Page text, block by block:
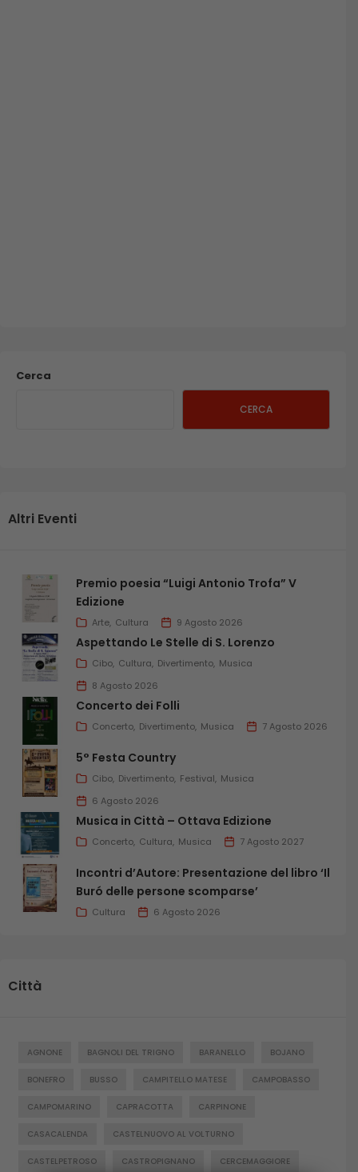
Cerca
CERCA
Altri Eventi
Premio poesia “Luigi Antonio Trofa” V
Edizione
Arte Cultura 9 Agosto 2026
Aspettando Le Stelle di S. Lorenzo
Cibo Cultura Divertimento Musica
8 Agosto 2026
Concerto dei Folli
Concerto Divertimento Musica 7 Agosto 2026
5° Festa Country
Cibo Divertimento Festival Musica
6 Agosto 2026
Musica in Città – Ottava Edizione
Concerto Cultura Musica 7 Agosto 2027
Incontri d’Autore: Presentazione del libro ‘Il
Buró delle persone scomparse’
Cultura 6 Agosto 2026
Città
AGNONE BAGNOLI DEL TRIGNO BARANELLO BOJANO
BONEFRO BUSSO CAMPITELLO MATESE CAMPOBASSO
CAMPOMARINO CAPRACOTTA CARPINONE
CASACALENDA CASTELNUOVO AL VOLTURNO
CASTELPETROSO CASTROPIGNANO CERCEMAGGIORE